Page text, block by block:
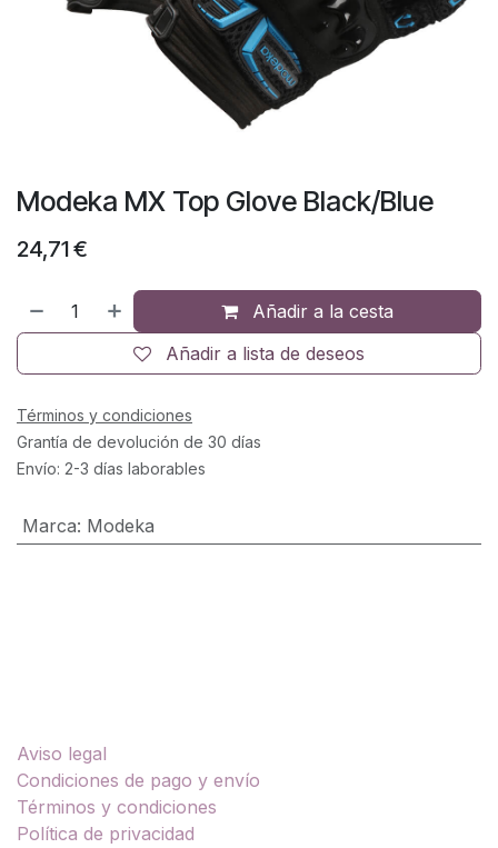
Modeka MX Top Glove Black/Blue
24,71€
Añadir a la cesta
Añadir a lista de deseos
Términos y condiciones
Grantía de devolución de 30 días
Envío: 2-3 días laborables
Marca: Modeka
Aviso legal
Condiciones de pago y envío
Términos y condiciones
Política de privacidad